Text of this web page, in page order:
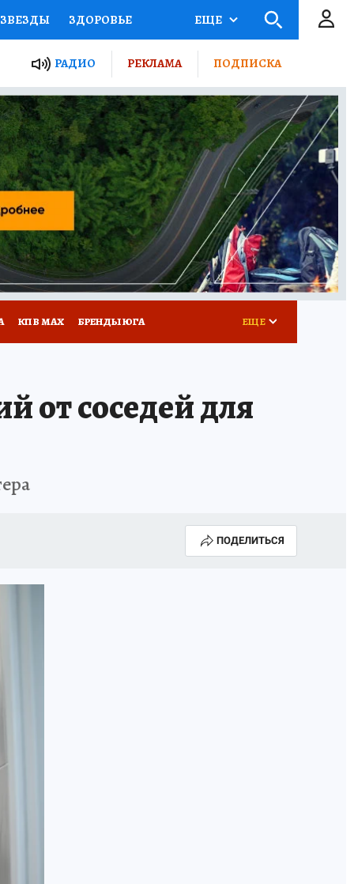
ЗВЕЗДЫ ЗДОРОВЬЕ
РОССИИ
ПУТЕВОДИТЕЛЬ
ТУРИЗМ
ПОТРЕБИТЕЛЯ РЕКЛАМА
ЕЩЕ
РАДИО РЕКЛАМА ПОДПИСКА
КП В МАХ БРЕНДЫ ЮГА ЕЩЕ
от соседей для
ПОДЕЛИТЬСЯ